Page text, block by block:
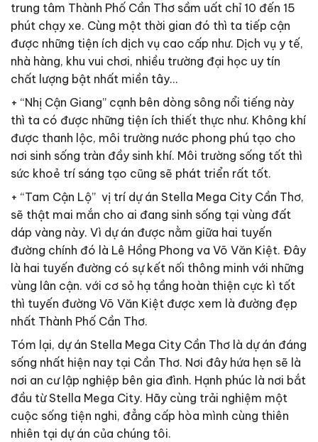
trung tâm Thành Phố Cần Thơ sầm uất chỉ 10 đến 15
phút chạy xe. Cùng một thời gian đó thì ta tiếp cận
được những tiện ích dịch vụ cao cấp như. Dịch vụ y tế,
nhà hàng, khu vui chơi, nhiều trường đại học uy tín
chất lượng bật nhất miền tây…
+ “Nhị Cận Giang” cạnh bên dòng sông nổi tiếng này
thì ta có được những tiện ích thiết thực như. Không khí
được thanh lộc, môi trường nước phong phú tạo cho
nơi sinh sống tràn đầy sinh khí. Môi trường sống tốt thì
sức khoẻ trí sáng tạo cũng sẽ phát triển rất tốt.
+ “Tam Cận Lộ” vị trí dự án Stella Mega City Cần Thơ,
sẽ thật mai mắn cho ai đang sinh sống tại vùng đất
dáp vàng này. Vì dự án được nằm giữa hai tuyến
đường chính đó là Lê Hồng Phong va Võ Văn Kiệt. Đây
là hai tuyến đường có sự kết nối thông minh với những
vùng lân cận. với cơ sỏ hạ tầng hoàn thiện cực kì tốt
thì tuyến đường Võ Văn Kiệt được xem là đường đẹp
nhất Thành Phố Cần Thơ.
Tóm lại, dự án Stella Mega City Cần Thơ là dự án đáng
sống nhất hiện nay tại Cần Thơ. Nơi đây hứa hẹn sẽ là
nơi an cư lập nghiệp bên gia đình. Hạnh phúc là nơi bắt
đầu từ Stella Mega City. Hãy cùng trải nghiệm một
cuộc sống tiện nghi, đẳng cấp hòa mình cùng thiên
nhiên tại dự án của chúng tôi.